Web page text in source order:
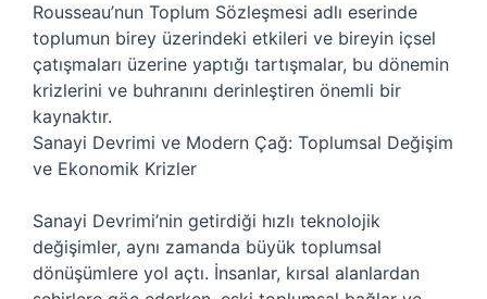
Rousseau’nun Toplum Sözleşmesi adlı eserinde
toplumun birey üzerindeki etkileri ve bireyin içsel
çatışmaları üzerine yaptığı tartışmalar, bu dönemin
krizlerini ve buhranını derinleştiren önemli bir
kaynaktır.
Sanayi Devrimi ve Modern Çağ: Toplumsal Değişim
ve Ekonomik Krizler
Sanayi Devrimi’nin getirdiği hızlı teknolojik
değişimler, aynı zamanda büyük toplumsal
dönüşümlere yol açtı. İnsanlar, kırsal alanlardan